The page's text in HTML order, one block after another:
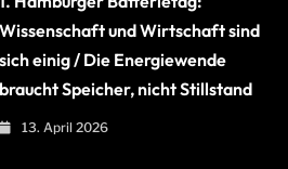
Wissenschaft und Wirtschaft sind
sich einig / Die Energiewende
braucht Speicher, nicht Stillstand
13. April 2026